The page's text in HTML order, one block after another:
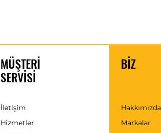
MÜŞTERİ
SERVİSİ
İletişim
Hizmetler
BİZ
Hakkımızda
Markalar